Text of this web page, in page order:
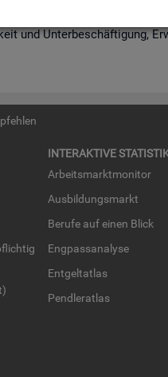
über die ak­tu­el­le
und Un­ter­be­schäf­ti­gung,
IN­TER­AK­TI­VE
Ar­beits­markt­mo­ni­tor
Aus­bil­dungs­markt
Be­ru­fe auf einen Blick
Eng­pass­ana­ly­se
Ent­gel­t­at­las
Pend­ler­at­las